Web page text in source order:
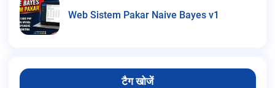
Web Sistem Pakar Naive Bayes v1
टैग खोजें